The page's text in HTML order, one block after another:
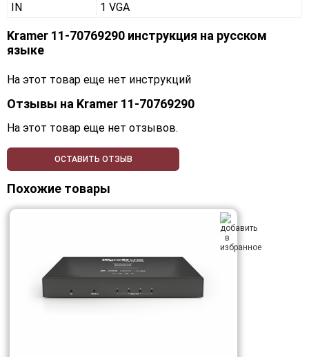
IN
1 VGA
Kramer 11-70769290 инструкция на русском
языке
На этот товар еще нет инструкций
Отзывы на Kramer 11-70769290
На этот товар еще нет отзывов.
ОСТАВИТЬ ОТЗЫВ
Похожие товары